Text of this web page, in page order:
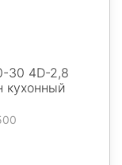
30 4D-2,8
кухонный